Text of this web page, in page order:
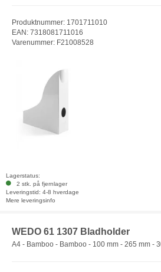
Produktnummer: 1701711010
EAN: 7318081711016
Varenummer: F21008528
Lagerstatus:
2 stk. på fjernlager
Leveringstid: 4-8 hverdage
Mere leveringsinfo
WEDO 61 1307 Bladholder
A4 - Bamboo - Bamboo - 100 mm - 265 mm -